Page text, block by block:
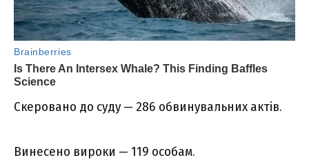
Скеровано до суду — 286 обвинувальних актів.
Винесено вироки — 119 особам.